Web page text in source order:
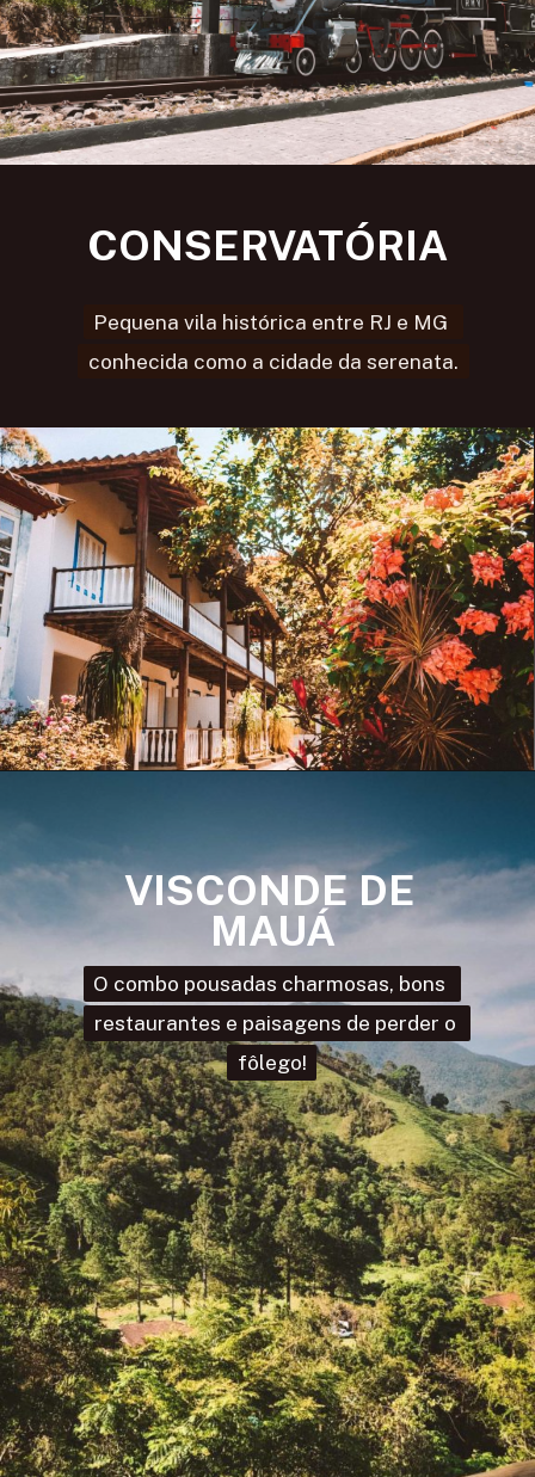
CONSERVATÓRIA
Pequena vila histórica entre RJ e MG
conhecida como a cidade da serenata.
Pequena vila histórica entre RJ e MG
conhecida como a cidade da serenata.
VISCONDE DE
MAUÁ
O combo pousadas charmosas, bons
restaurantes e paisagens de perder o
fôlego!
O combo pousadas charmosas, bons
restaurantes e paisagens de perder o
fôlego!